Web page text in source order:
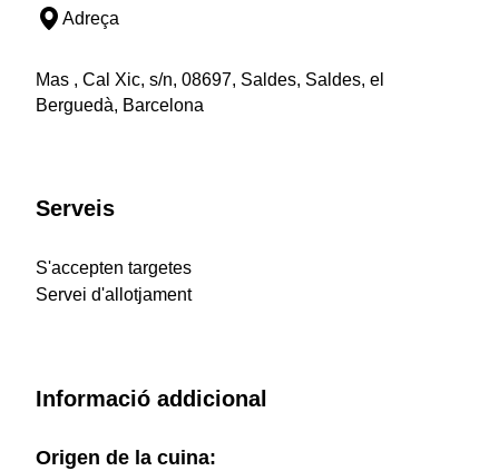
Adreça
Mas , Cal Xic, s/n, 08697, Saldes, Saldes, el
Berguedà, Barcelona
Serveis
S'accepten targetes
Servei d'allotjament
Informació addicional
Origen de la cuina: